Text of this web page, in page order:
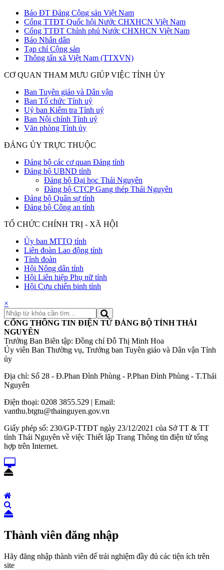
Báo ĐT Đảng Cộng sản Việt Nam
Cổng TTĐT Quốc hội Nước CHXHCN Việt Nam
Cổng TTĐT Chính phủ Nước CHXHCN Việt Nam
Báo Nhân dân
Tạp chí Cộng sản
Thông tấn xã Việt Nam (TTXVN)
CƠ QUAN THAM MƯU GIÚP VIỆC TỈNH ỦY
Ban Tuyên giáo và Dân vận
Ban Tổ chức Tỉnh uỷ
Uỷ ban Kiểm tra Tỉnh uỷ
Ban Nội chính Tỉnh uỷ
Văn phòng Tỉnh ủy
ĐẢNG ỦY TRỰC THUỘC
Đảng bộ các cơ quan Đảng tỉnh
Đảng bộ UBND tỉnh
Đảng bộ Đại học Thái Nguyên
Đảng bộ CTCP Gang thép Thái Nguyên
Đảng bộ Quân sự tỉnh
Đảng bộ Công an tỉnh
TỔ CHỨC CHÍNH TRỊ - XÃ HỘI
Ủy ban MTTQ tỉnh
Liên đoàn Lao động tỉnh
Tỉnh đoàn
Hội Nông dân tỉnh
Hội Liên hiệp Phụ nữ tỉnh
Hội Cựu chiến binh tỉnh
×
CỔNG THÔNG TIN ĐIỆN TỬ ĐẢNG BỘ TỈNH THÁI
NGUYÊN
Trưởng Ban Biên tập: Đồng chí Đỗ Thị Minh Hoa
Ủy viên Ban Thường vụ, Trưởng ban Tuyên giáo và Dân vận Tỉnh
ủy
Địa chỉ: Số 28 - Đ.Phan Đình Phùng - P.Phan Đình Phùng - T.Thái
Nguyên
Điện thoại: 0208 3855.529 | Email:
vanthu.btgtu@thainguyen.gov.vn
Giấy phép số: 230/GP-TTĐT ngày 23/12/2021 của Sở TT & TT
tỉnh Thái Nguyên về việc Thiết lập Trang Thông tin điện tử tổng
hợp trên Internet.
Thành viên đăng nhập
Hãy đăng nhập thành viên để trải nghiệm đầy đủ các tiện ích trên
site